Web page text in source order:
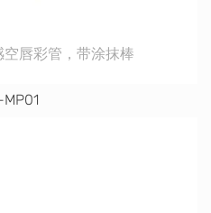
唇彩管，带涂抹棒